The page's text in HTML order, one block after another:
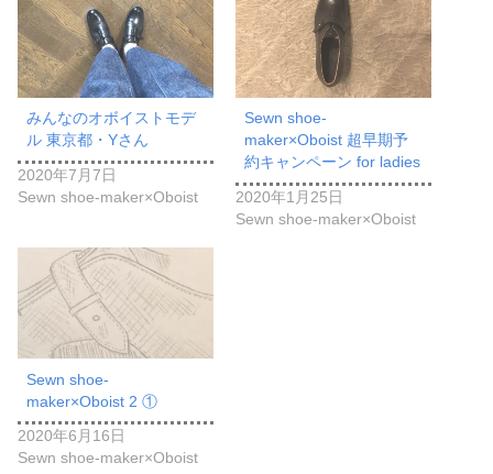
みんなのオボイストモデ
ル 東京都・Yさん
2020年7月7日
Sewn shoe-maker×Oboist
Sewn shoe-
maker×Oboist 超早期予
約キャンペーン for ladies
2020年1月25日
Sewn shoe-maker×Oboist
Sewn shoe-
maker×Oboist 2 ①
2020年6月16日
Sewn shoe-maker×Oboist